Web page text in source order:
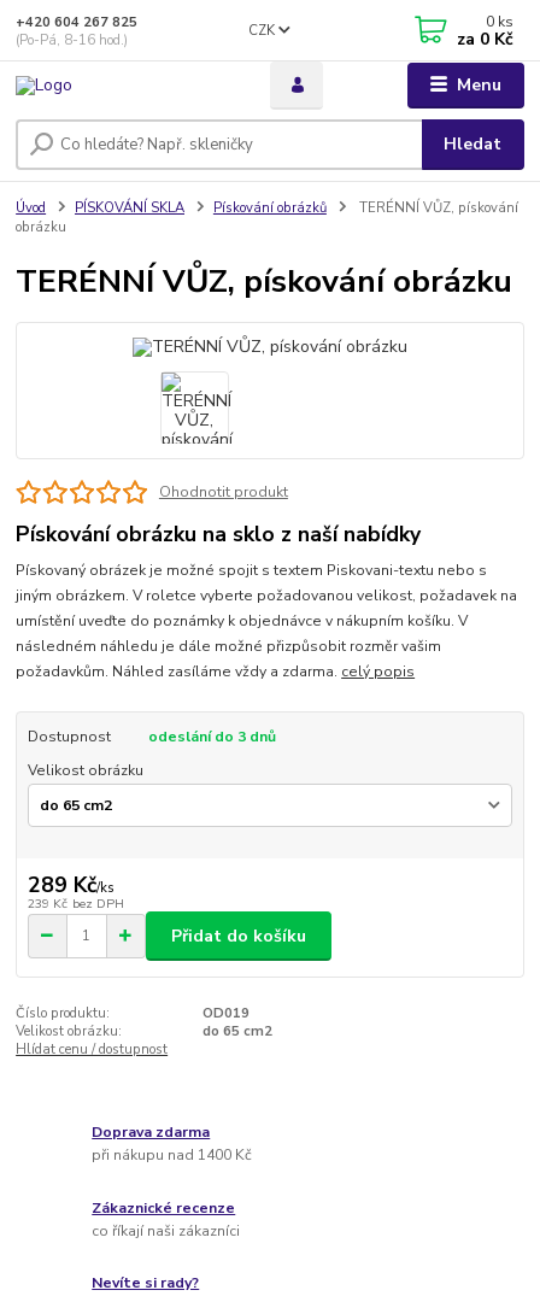
Menu
CZK
Hledat
+420 604 267 825
(Po-Pá, 8-16 hod.)
0 ks
za 0 Kč
Úvod PÍSKOVÁNÍ SKLA Pískování obrázků
TERÉNNÍ VŮZ, pískování
obrázku
TERÉNNÍ VŮZ, pískování obrázku
Ohodnotit produkt
Pískování obrázku na sklo z naší nabídky
Pískovaný obrázek je možné spojit s textem Piskovani-textu nebo s
jiným obrázkem. V roletce vyberte požadovanou velikost, požadavek na
umístění uveďte do poznámky k objednávce v nákupním košíku. V
následném náhledu je dále možné přizpůsobit rozměr vašim
požadavkům. Náhled zasíláme vždy a zdarma. celý popis
Dostupnost
odeslání do 3 dnů
Velikost obrázku
289 Kč/ks
239 Kč bez DPH
Přidat do košíku
Číslo produktu:
OD019
Velikost obrázku:
do 65 cm2
Hlídat cenu / dostupnost
Doprava zdarma
při nákupu nad 1400 Kč
Zákaznické recenze
co říkají naši zákazníci
Nevíte si rady?